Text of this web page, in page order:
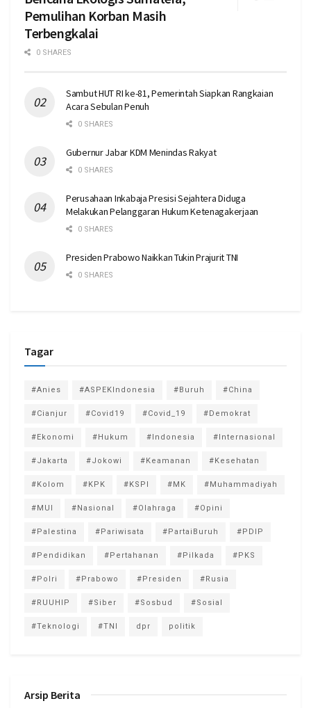
Pemulihan Korban Masih
Terbengkalai
0 SHARES
Sambut HUT RI ke-81, Pemerintah Siapkan Rangkaian
Acara Sebulan Penuh
0 SHARES
Gubernur Jabar KDM Menindas Rakyat
0 SHARES
Perusahaan Inkabaja Presisi Sejahtera Diduga
Melakukan Pelanggaran Hukum Ketenagakerjaan
0 SHARES
Presiden Prabowo Naikkan Tukin Prajurit TNI
0 SHARES
Tagar
#Anies #ASPEKIndonesia #Buruh #China
#Cianjur #Covid19 #Covid_19 #Demokrat
#Ekonomi #Hukum #Indonesia #Internasional
#Jakarta #Jokowi #Keamanan #Kesehatan
#Kolom #KPK #KSPI #MK #Muhammadiyah
#MUI #Nasional #Olahraga #Opini
#Palestina #Pariwisata #PartaiBuruh #PDIP
#Pendidikan #Pertahanan #Pilkada #PKS
#Polri #Prabowo #Presiden #Rusia
#RUUHIP #Siber #Sosbud #Sosial
#Teknologi #TNI dpr politik
Arsip Berita